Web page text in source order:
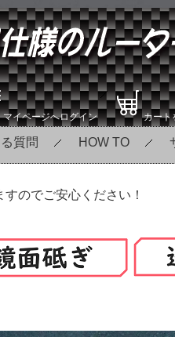
マイページへログイン カート
質問 HOW TO
のでご安心ください！